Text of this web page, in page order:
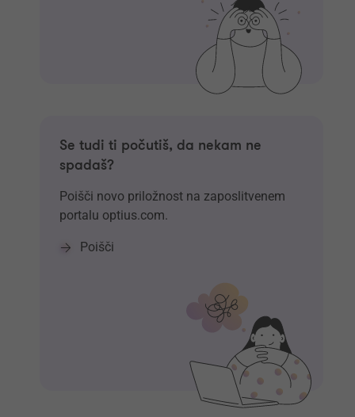
Se tudi ti počutiš, da nekam ne
spadaš?
Poišči novo priložnost na zaposlitvenem
portalu optius.com.
Poišči